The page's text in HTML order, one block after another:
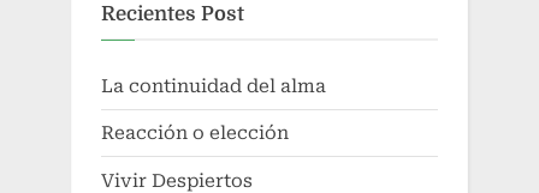
Recientes Post
La continuidad del alma
Reacción o elección
Vivir Despiertos